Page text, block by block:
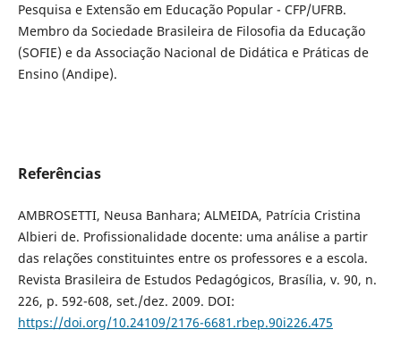
Pesquisa e Extensão em Educação Popular - CFP/UFRB.
Membro da Sociedade Brasileira de Filosofia da Educação
(SOFIE) e da Associação Nacional de Didática e Práticas de
Ensino (Andipe).
Referências
AMBROSETTI, Neusa Banhara; ALMEIDA, Patrícia Cristina
Albieri de. Profissionalidade docente: uma análise a partir
das relações constituintes entre os professores e a escola.
Revista Brasileira de Estudos Pedagógicos, Brasília, v. 90, n.
226, p. 592-608, set./dez. 2009. DOI:
https://doi.org/10.24109/2176-6681.rbep.90i226.475